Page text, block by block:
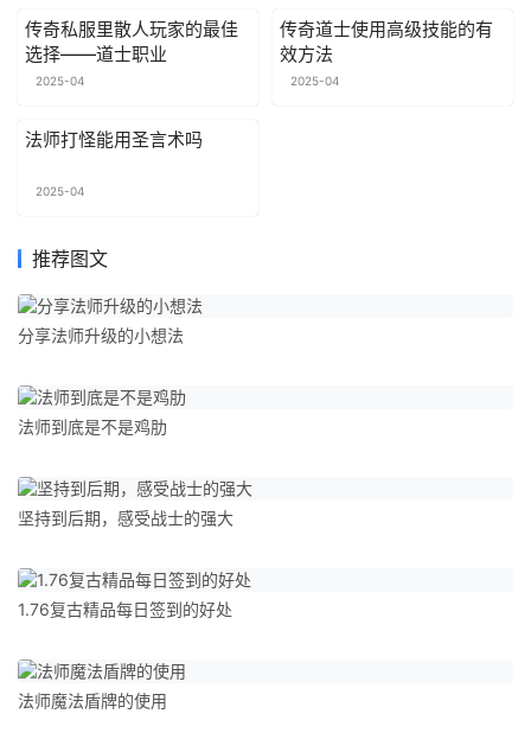
传奇私服里散人玩家的最佳
选择——道士职业
2025-04
传奇道士使用高级技能的有
效方法
2025-04
法师打怪能用圣言术吗
2025-04
推荐图文
分享法师升级的小想法
法师到底是不是鸡肋
坚持到后期，感受战士的强大
1.76复古精品每日签到的好处
法师魔法盾牌的使用